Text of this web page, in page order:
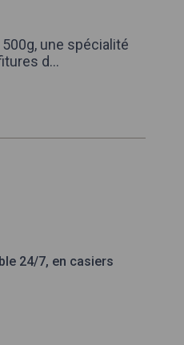
une spécialité
d...
24/7, en casiers